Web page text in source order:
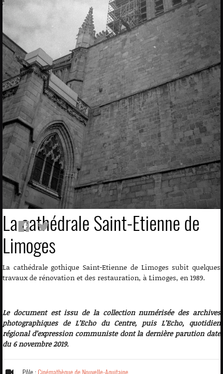
La cathédrale Saint-Etienne de
Limoges
La cathédrale gothique Saint-Etienne de Limoges subit quelques
travaux de rénovation et des restauration, à Limoges, en 1989.
Le document est issu de la collection numérisée des archives
photographiques de L’Echo du Centre, puis L’Echo, quotidien
régional d’expression communiste dont la dernière parution date
du 6 novembre 2019.